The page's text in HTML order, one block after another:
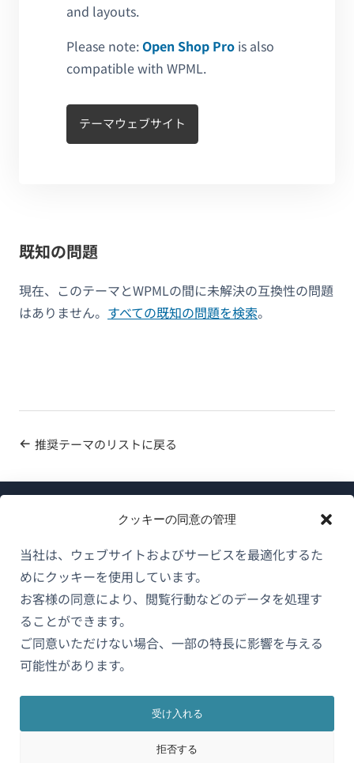
クッキーの同意の管理
当社は、ウェブサイトおよびサービスを最適化するた
めにクッキーを使用しています。
お客様の同意により、閲覧行動などのデータを処理す
ることができます。
ご同意いただけない場合、一部の特長に影響を与える
可能性があります。
受け入れる
拒否する
and layouts.
Please note:Open Shop Pro is also
compatible with WPML.
テーマウェブサイト
既知の問題
現在、このテーマとWPMLの間に未解決の互換性の問題
はありません。 すべての既知の問題を検索。
推奨テーマのリストに戻る
日本語
WPMLについて
GDPRおよびプライバシーポリシー
チームに参加（新
ィ
し
い
ウ
ィ
し
い
ウ
ィ
し
ウ